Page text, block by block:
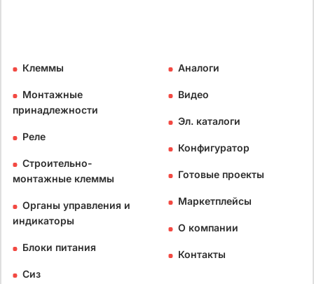
Клеммы
Монтажные
принадлежности
Реле
Строительно-
монтажные клеммы
Органы управления и
индикаторы
Блоки питания
Сиз
Аналоги
Видео
Эл. каталоги
Конфигуратор
Готовые проекты
Маркетплейсы
О компании
Контакты